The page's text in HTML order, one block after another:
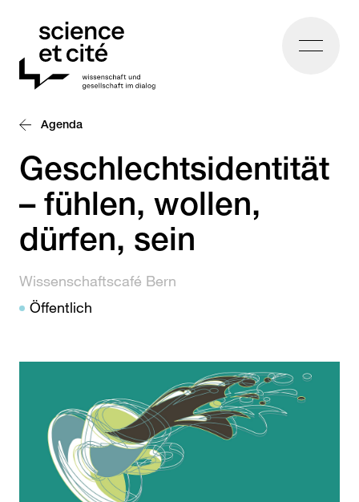
Home
Agenda
Geschlechtsidentität
– fühlen, wollen,
dürfen, sein
Wissenschaftscafé Bern
Öffentlich